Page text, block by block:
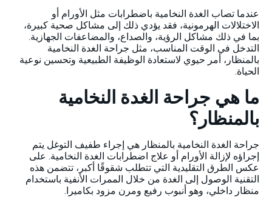
عندما تصاب الغدة النخامية باضطرابات مثل الأورام أو
الاختلالات الهرمونية، فقد يؤدي ذلك إلى مشاكل صحية كبيرة،
بما في ذلك مشاكل الرؤية، والصداع، والمضاعفات الجهازية.
التدخل في الوقت المناسب، مثل جراحة الغدة النخامية
بالمنظار، أمر حيوي لاستعادة الوظيفة الطبيعية وتحسين نوعية
الحياة.
ما هي جراحة الغدة النخامية
بالمنظار؟
جراحة الغدة النخامية بالمنظار هي إجراء طفيف التوغل يتم
إجراؤه لإزالة الأورام أو علاج اضطرابات الغدة النخامية. على
عكس الطرق التقليدية التي تتطلب شقوقًا أكبر، تتضمن هذه
التقنية الوصول إلى الغدة من خلال الممرات الأنفية باستخدام
منظار داخلي، وهو أنبوب رفيع ومرن مزود بكاميرا.